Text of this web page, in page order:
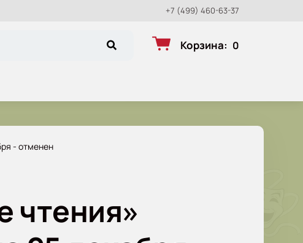
+7 (499) 460-63-37
Корзина: 0
- отменен
чтения»